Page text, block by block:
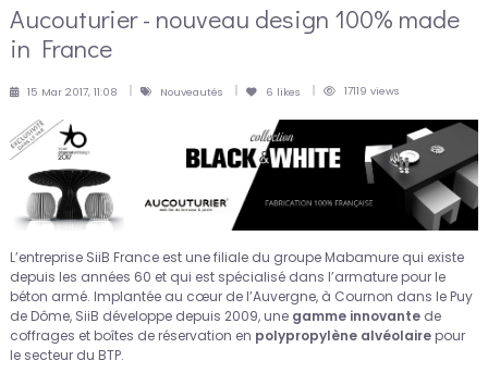
Aucouturier - nouveau design 100% made
in France
15 Mar 2017, 11:08 Nouveautés 6 likes 17119 views
L’entreprise SiiB France est une filiale du groupe Mabamure qui existe
depuis les années 60 et qui est spécialisé dans l’armature pour le
béton armé. Implantée au cœur de l’Auvergne, à Cournon dans le Puy
de Dôme, SiiB développe depuis 2009, une gamme innovante de
coffrages et boîtes de réservation en polypropylène alvéolaire pour
le secteur du BTP.